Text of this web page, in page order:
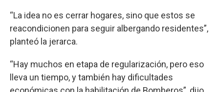
“La idea no es cerrar hogares, sino que estos se
reacondicionen para seguir albergando residentes”,
planteó la jerarca.
“Hay muchos en etapa de regularización, pero eso
lleva un tiempo, y también hay dificultades